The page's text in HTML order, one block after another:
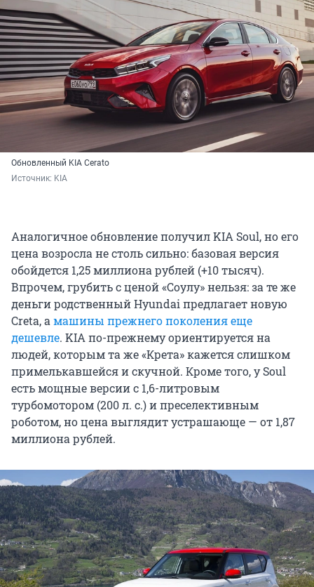
Обновленный KIA Cerato
Источник: KIA
Аналогичное обновление получил KIA Soul, но его
цена возросла не столь сильно: базовая версия
обойдется 1,25 миллиона рублей (+10 тысяч).
Впрочем, грубить с ценой «Соулу» нельзя: за те же
деньги родственный Hyundai предлагает новую
Creta, амашины прежнего поколения еще
дешевле. KIA по-прежнему ориентируется на
людей, которым та же «Крета» кажется слишком
примелькавшейся и скучной. Кроме того, у Soul
есть мощные версии с 1,6-литровым
турбомотором (200 л. с.) и преселективным
роботом, но цена выглядит устрашающе — от 1,87
миллиона рублей.